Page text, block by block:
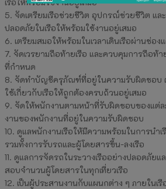
5. จัดเตรียมเรือช่วยชีวิต อุปกรณ์ช่วยชีวิต แล
ปลอดภัยในเรือให้พร้อมใช้งานอยู่เสมอ
6. เตรียมสมอให้พร้อมในเวลาเดินเรือผ่านช่อ
7. จัดเวรยามถือท้ายเรือ และควบคุมการถือท้า
ที่กำหนด
8. จัดทำบัญชีครุภัณฑ์ที่อยู่ในความรับผิดชอบ
ใช้เกี่ยวกับเรือให้ถูกต้องครบถ้วนอยู่เสมอ
9. จัดให้พนักงานตามหน้าที่รับผิดชอบของแต่ล
งานของพนักงานที่อยู่ในความรับผิดชอบ
10. ดูแลพนักงานเรือให้มีความพร้อมในการนำ
รวมทั้งการรับรถและผู้โดยสารขึ้น-ลงเรือ
11. ดูแลการจัดรถในระวางเรืออย่างปลอดภัยแ
สอบจำนวนผู้โดยสารในทุกเที่ยวเรือ
12. เป็นผู้ประสานงานกับแผนกต่าง ๆ ภายในเ